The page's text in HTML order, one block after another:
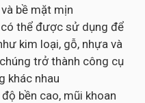
bề mặt mịn
có thể được sử dụng để
kim loại, gỗ, nhựa và
trở thành công cụ
khác nhau
bền cao, mũi khoan